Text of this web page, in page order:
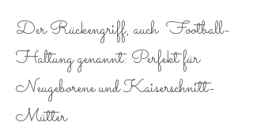
Der Rückengriff, auch Football-
Haltung genannt: Perfekt für
Neugeborene und Kaiserschnitt-
Mütter